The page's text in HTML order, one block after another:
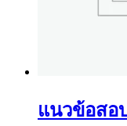
แนวข้อสอ